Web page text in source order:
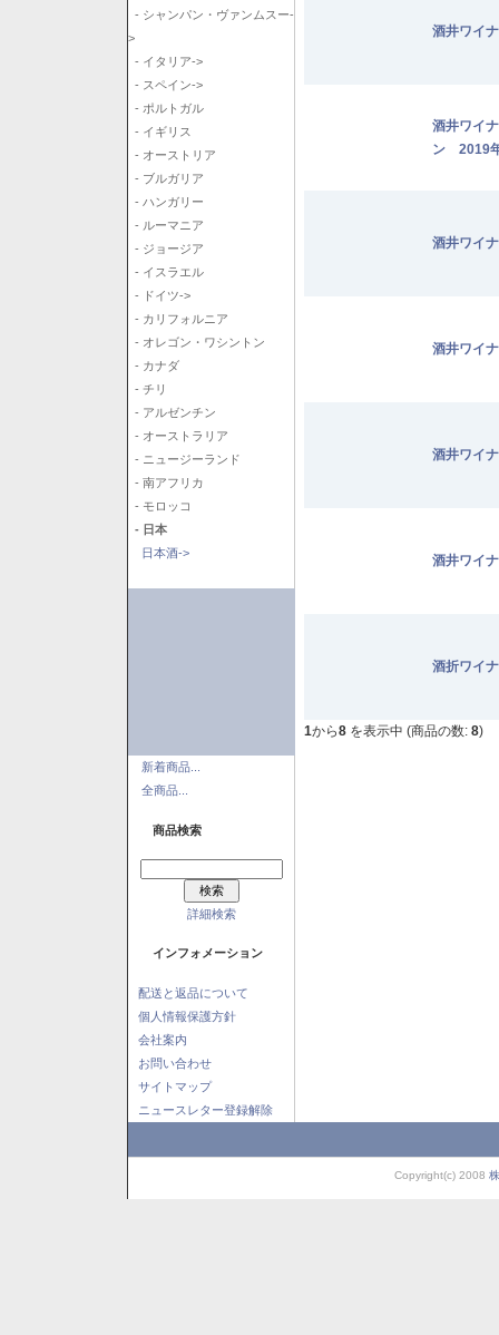
- シャンパン・ヴァンムスー-
>
- イタリア->
- スペイン->
- ポルトガル
- イギリス
- オーストリア
- ブルガリア
- ハンガリー
- ルーマニア
- ジョージア
- イスラエル
- ドイツ->
- カリフォルニア
- オレゴン・ワシントン
- カナダ
- チリ
- アルゼンチン
- オーストラリア
- ニュージーランド
- 南アフリカ
- モロッコ
- 日本
日本酒->
新着商品...
全商品...
商品検索
詳細検索
インフォメーション
配送と返品について
個人情報保護方針
会社案内
お問い合わせ
サイトマップ
ニュースレター登録解除
酒井ワイ
酒井ワイ
ン 2019
酒井ワイ
酒井ワイ
酒井ワイ
酒井ワイ
酒折ワイ
1から8 を表示中 (商品の数: 8)
Copyright(c) 2008